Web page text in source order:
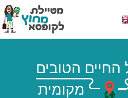
החיים הטובים
מקומית